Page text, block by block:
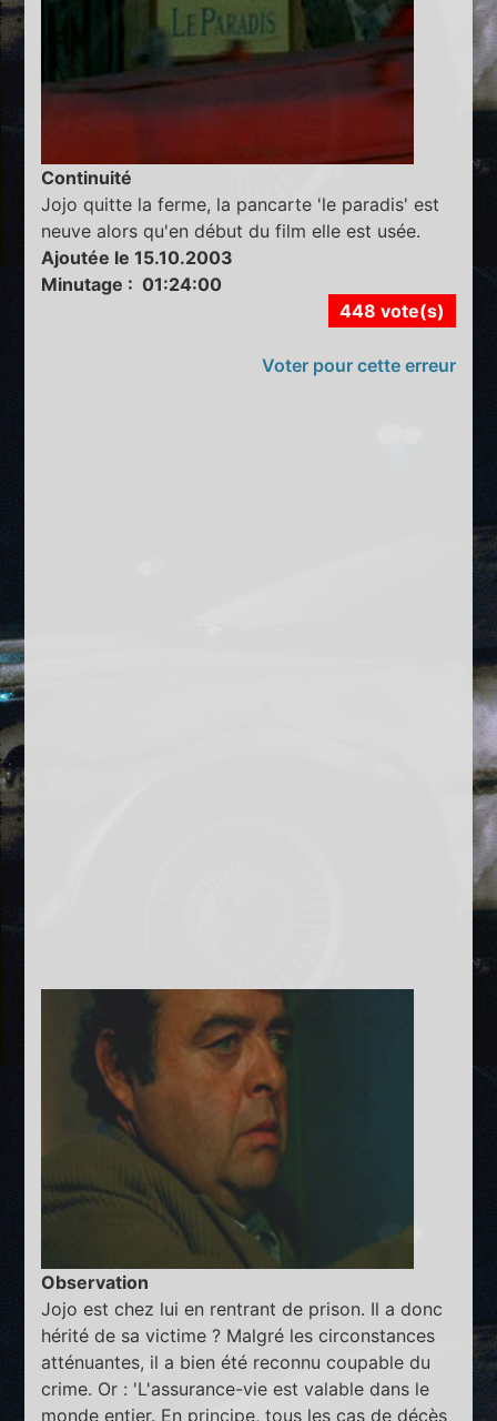
Continuité
Jojo quitte la ferme, la pancarte 'le paradis' est
neuve alors qu'en début du film elle est usée.
Ajoutée le 15.10.2003
Minutage : 01:24:00
448 vote(s)
Voter pour cette erreur
Observation
Jojo est chez lui en rentrant de prison. Il a donc
hérité de sa victime ? Malgré les circonstances
atténuantes, il a bien été reconnu coupable du
crime. Or : 'L'assurance-vie est valable dans le
monde entier. En principe, tous les cas de décès